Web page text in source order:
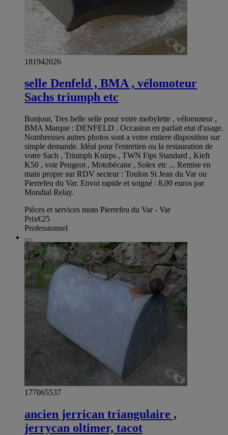
181942026
selle Denfeld , BMA , vélomoteur
Sachs triumph etc
Bonjour, Tres belle selle pour votre mobylette , vélomoteur ,
BMA Marque : DENFELD . Occasion en parfait etat d'usage.
Nombreuses autres photos sont a votre entiere disposition sur
simple demande. Idéal pour l'entretien ou la restauration de
votre Sach , Triumph Knirps , TWN Fips Standard , Kieft
K50 , voir Peugeot , Motobécane , Solex etc ... Remise en
main propre sur RDV secteur : Toulon St Jean du Var ou
Pierrefeu du Var. Envoi rapide et soigné : 8,00 euros par
Mondial Relay.
Pièces et services moto Pierrefeu du Var - Var
Prix€25
Professionnel
177065537
ancien jerrican triangulaire ,
jerrycan oltimer, tacot